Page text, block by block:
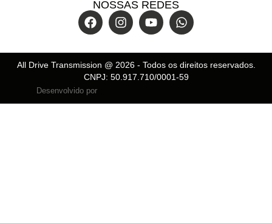
NOSSAS REDES
All Drive Transmission @ 2026- Todos os direitos reservados.
CNPJ: 50.917.710/0001-59
Desenvolvido por